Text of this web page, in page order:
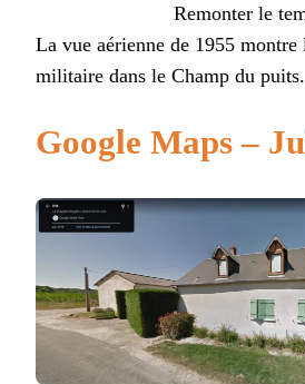
Remonter le
La vue aérienne de 1955 montre
militaire dans le Champ du puits.
Google Maps –